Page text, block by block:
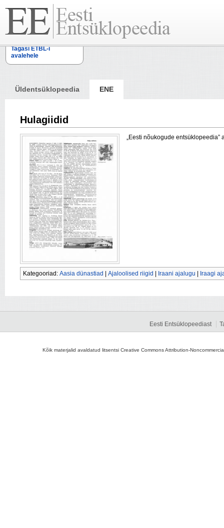
Tagasi ETBL-i
avalehele
Üldentsüklopeedia ENE
Hulagiidid
„Eesti nõukogude
Kategooriad: Aasia dünastiad Ajaloolised riigid Iraani ajalugu Iraagi
Eesti Entsüklopeediast
Kõik materjalid avaldatud litsentsi Creative Commons Attribution-